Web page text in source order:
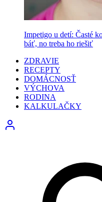
Impetigo u detí: Časté
báť, no treba ho riešiť
ZDRAVIE
RECEPTY
DOMÁCNOSŤ
VÝCHOVA
RODINA
KALKULAČKY